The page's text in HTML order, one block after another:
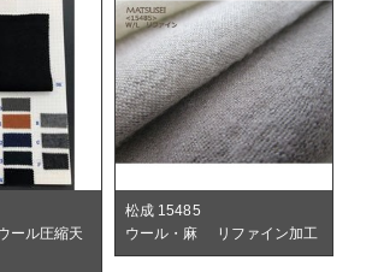
ル圧縮天
松成 15485
ウール・麻 リファイン加工